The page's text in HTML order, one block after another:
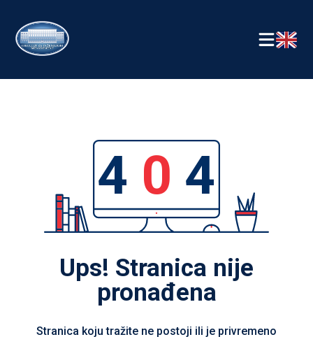
4 0 4
Ups! Stranica nije
pronađena
Stranica koju tražite ne postoji ili je privremeno